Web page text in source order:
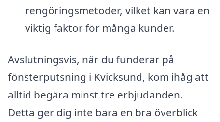
rengöringsmetoder, vilket kan vara en
viktig faktor för många kunder.
Avslutningsvis, när du funderar på
fönsterputsning i Kvicksund, kom ihåg att
alltid begära minst tre erbjudanden.
Detta ger dig inte bara en bra överblick